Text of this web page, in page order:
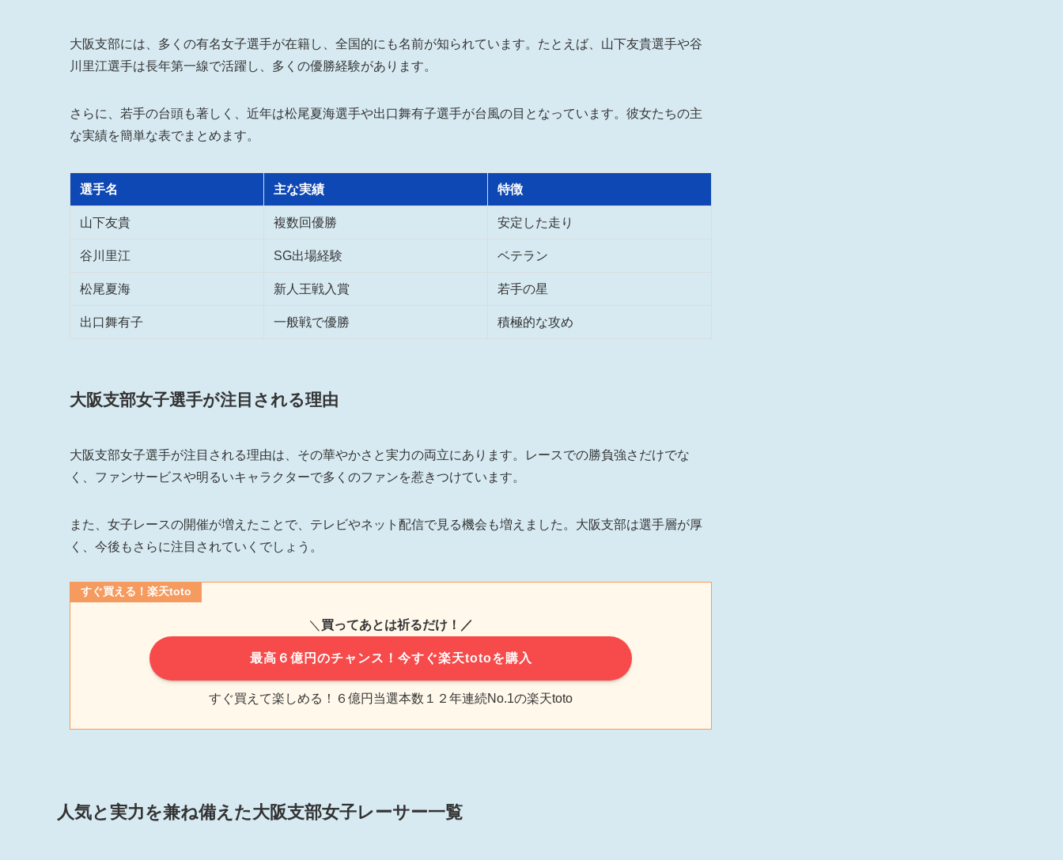
大阪支部には、多くの有名女子選手が在籍し、全国的にも名前が知られています。たとえば、山下友貴選手や谷
川里江選手は長年第一線で活躍し、多くの優勝経験があります。
さらに、若手の台頭も著しく、近年は松尾夏海選手や出口舞有子選手が台風の目となっています。彼女たちの主
な実績を簡単な表でまとめます。
選手名 主な実績 特徴
山下友貴 複数回優勝 安定した走り
谷川里江 SG出場経験 ベテラン
松尾夏海 新人王戦入賞 若手の星
出口舞有子 一般戦で優勝 積極的な攻め
大阪支部女子選手が注目される理由
大阪支部女子選手が注目される理由は、その華やかさと実力の両立にあります。レースでの勝負強さだけでな
く、ファンサービスや明るいキャラクターで多くのファンを惹きつけています。
また、女子レースの開催が増えたことで、テレビやネット配信で見る機会も増えました。大阪支部は選手層が厚
く、今後もさらに注目されていくでしょう。
すぐ買える！楽天toto
＼ 買ってあとは祈るだけ！／
最高６億円のチャンス！今すぐ楽天totoを購入
すぐ買えて楽しめる！６億円当選本数１２年連続No.1の楽天toto
人気と実力を兼ね備えた大阪支部女子レーサー一覧